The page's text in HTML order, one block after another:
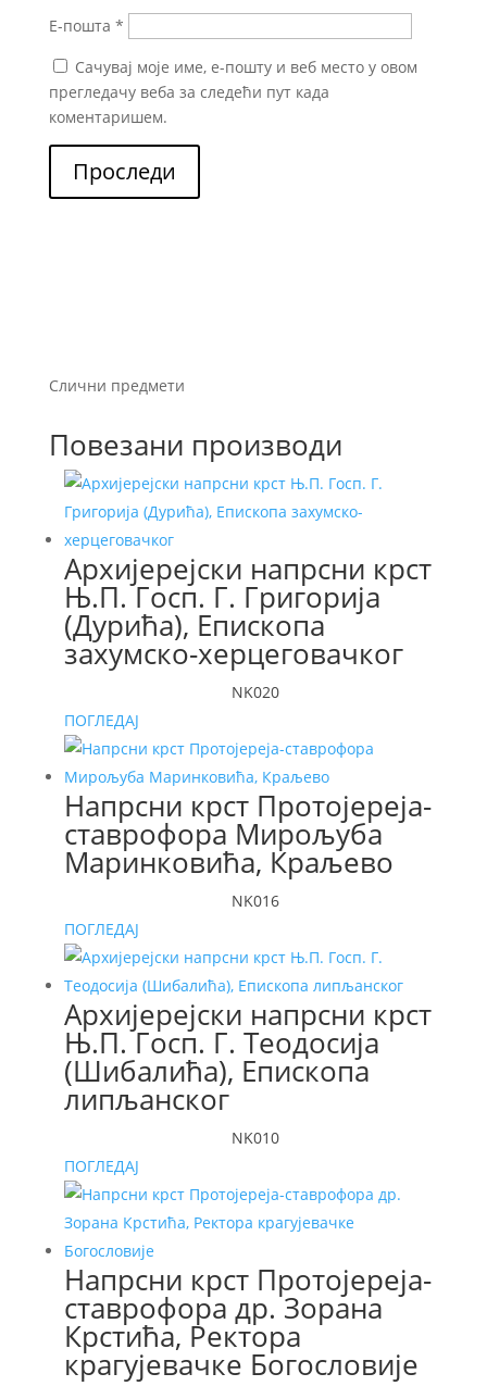
Е-пошта *
Сачувај моје име, е-пошту и веб место у овом
прегледачу веба за следећи пут када
коментаришем.
Проследи
Слични предмети
Повезани производи
Архијерејски напрсни крст
Њ.П. Госп. Г. Григорија
(Дурића), Епископа
захумско-херцеговачког
NK020
ПОГЛЕДАЈ
Напрсни крст Протојереја-
ставрофора Мирољуба
Маринковића, Краљево
NK016
ПОГЛЕДАЈ
Архијерејски напрсни крст
Њ.П. Госп. Г. Теодосија
(Шибалића), Епископа
липљанског
NK010
ПОГЛЕДАЈ
Напрсни крст Протојереја-
ставрофора др. Зорана
Крстића, Ректора
крагујевачке Богословије